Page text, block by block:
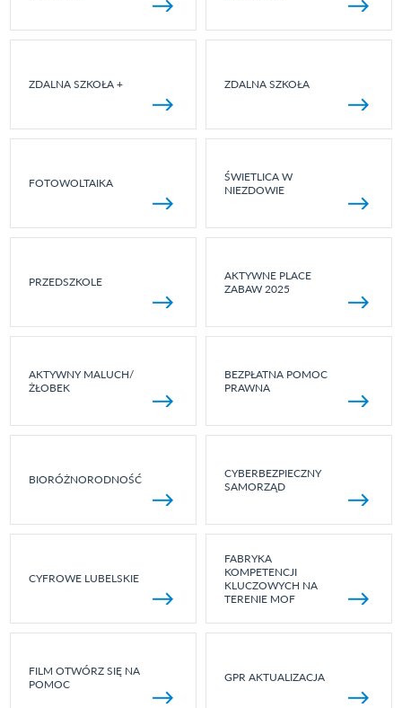
ZDALNA SZKOŁA + ZDALNA SZKOŁA
FOTOWOLTAIKA
ŚWIETLICA W
NIEZDOWIE
PRZEDSZKOLE
AKTYWNE PLACE
ZABAW 2025
AKTYWNY MALUCH/
ŻŁOBEK
BEZPŁATNA POMOC
PRAWNA
BIORÓŻNORODNOŚĆ
CYBERBEZPIECZNY
SAMORZĄD
CYFROWE LUBELSKIE
FABRYKA
KOMPETENCJI
KLUCZOWYCH NA
TERENIE MOF
FILM OTWÓRZ SIĘ NA
POMOC
GPR AKTUALIZACJA